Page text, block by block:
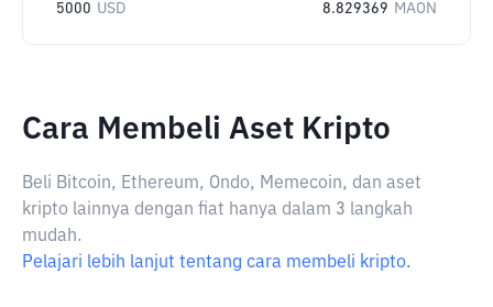
5000 USD 8.829369 MAON
Cara Membeli Aset Kripto
Beli Bitcoin, Ethereum, Ondo, Memecoin, dan aset
kripto lainnya dengan fiat hanya dalam 3 langkah
mudah.
Pelajari lebih lanjut tentang cara membeli kripto.